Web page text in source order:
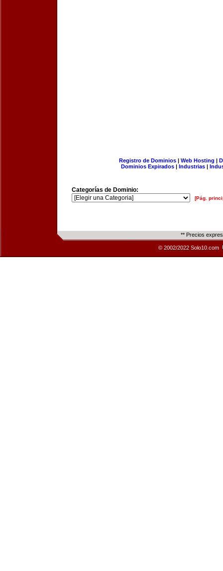
Registro de Dominios| Web Hosting |
Dominios Expirados | Industrias |
Categorías de Dominio:
[Pág.
** Precios
© 2002/2022 Solo10.com